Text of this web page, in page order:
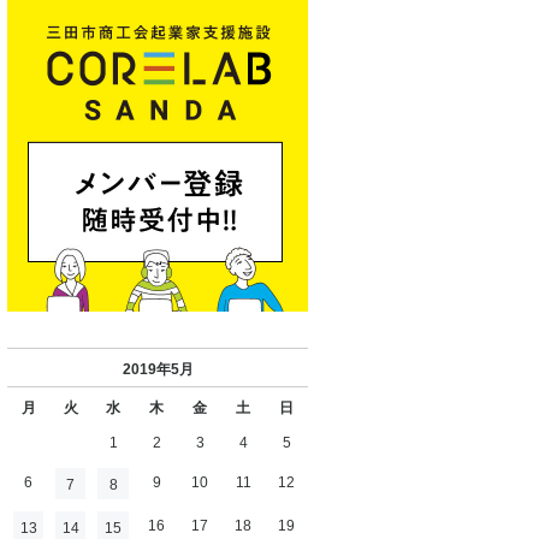
2019年5月
月 火 水 木 金 土 日
1 2 3 4 5
6 7 8 9 10 11 12
13 14 15 16 17 18 19